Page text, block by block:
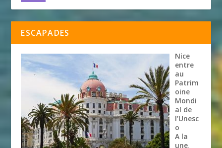
ESCAPADES
Nice
entre
au
Patrim
oine
Mondi
al de
l’Unesc
o
A la
une,